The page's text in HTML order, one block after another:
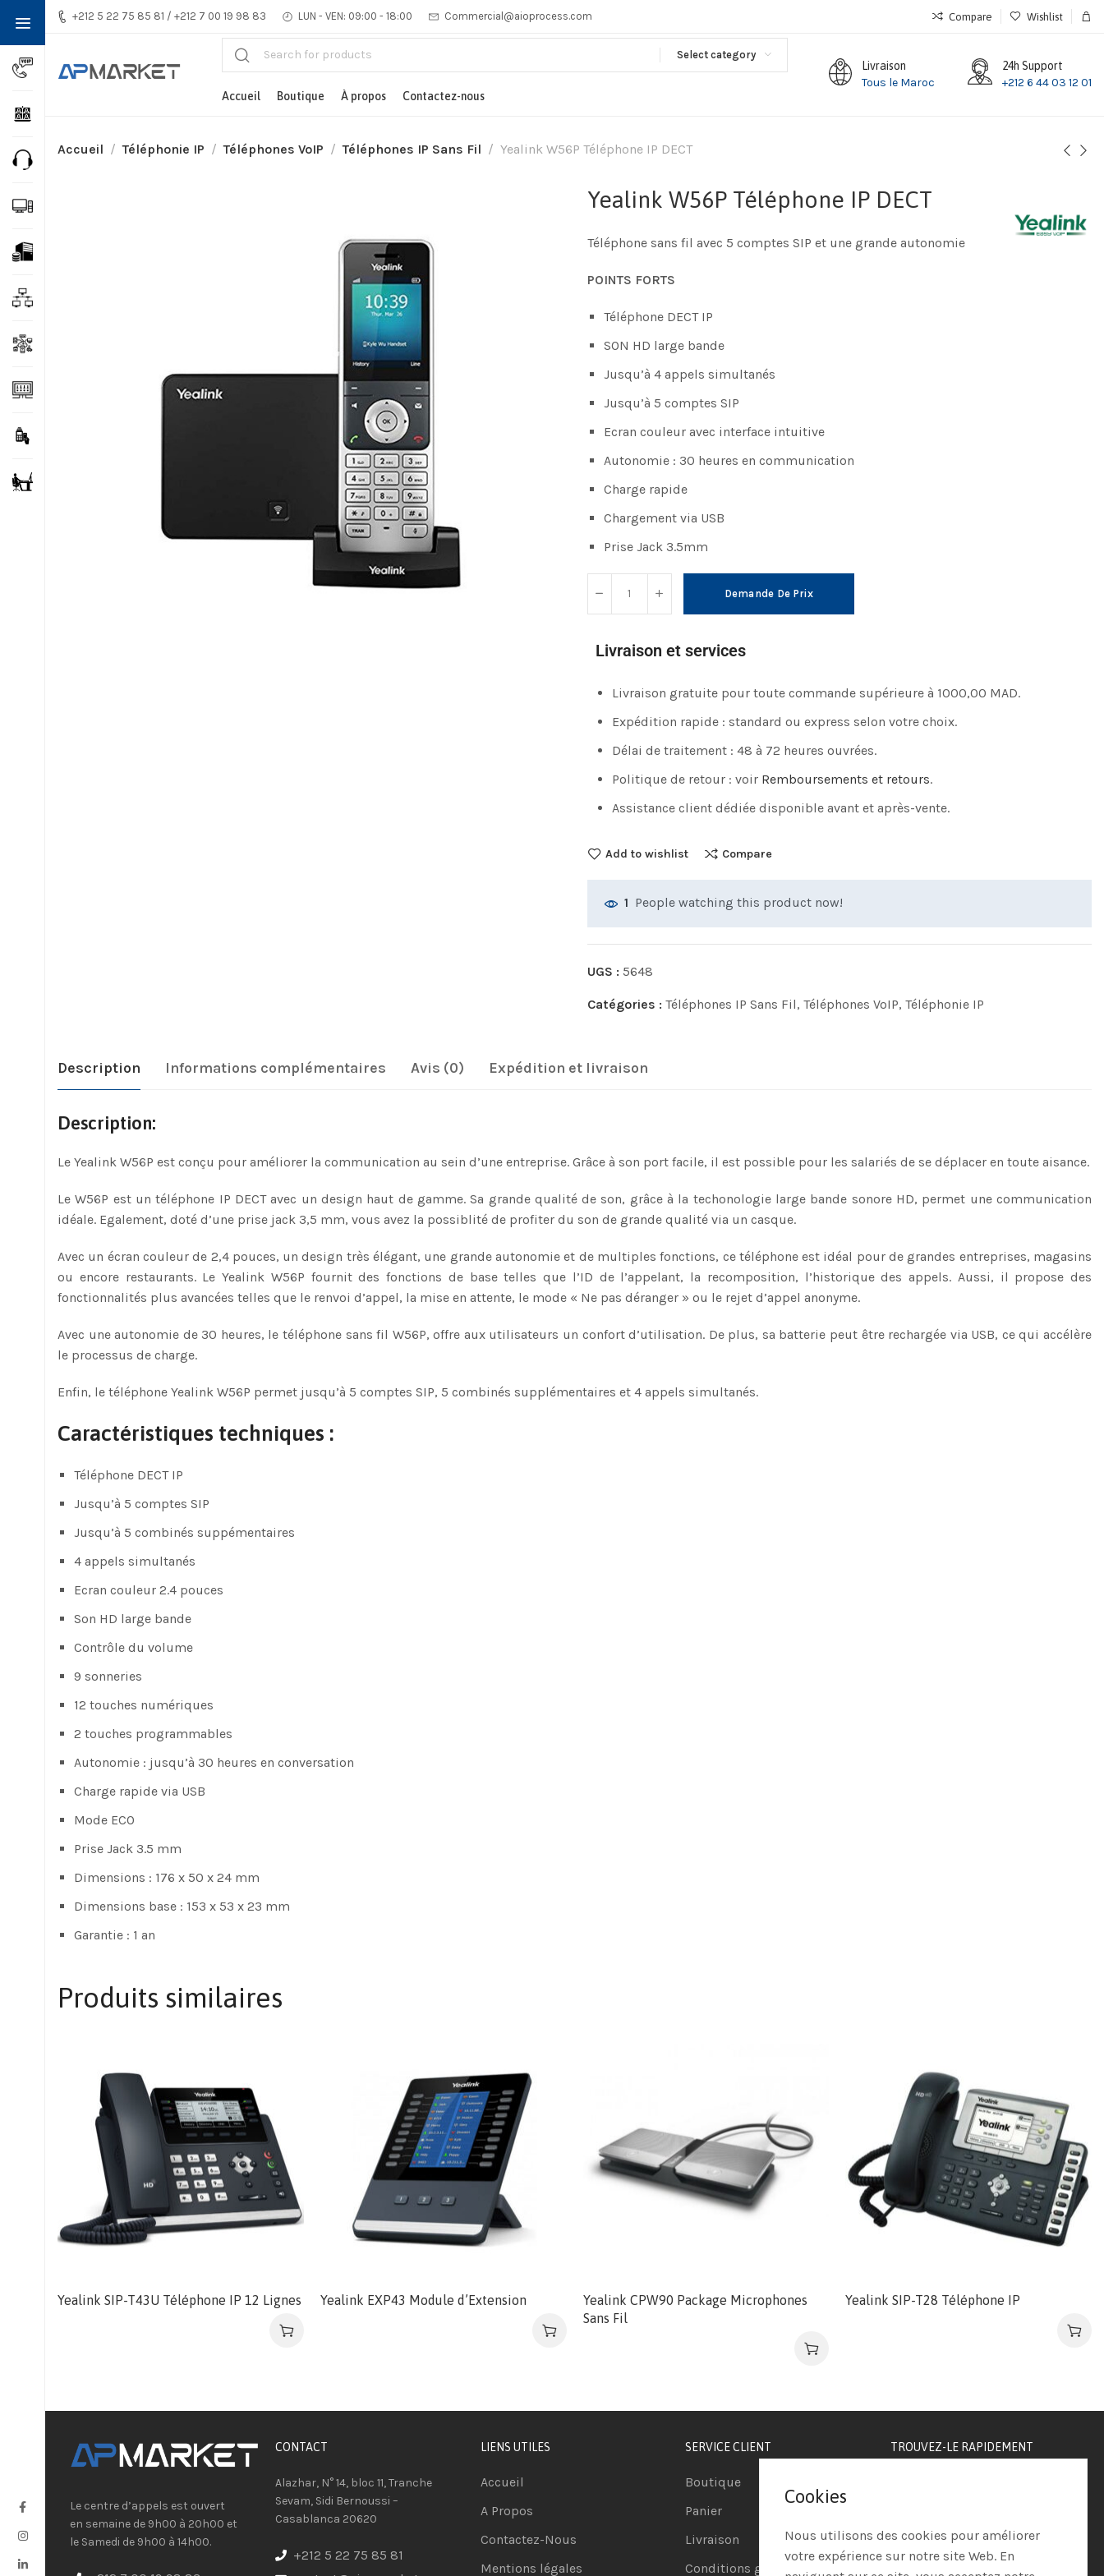
+212 5 22 75 85 81 / +212 7 00 19 98 83 LUN - VEN: 09:00 - 18:00 Commercial@aioprocess.com Compare Wishlist
Select category
Accueil Boutique À propos Contactez-nous
Livraison
Tous le Maroc
24h Support
+212 6 44 03 12 01
Accueil Téléphonie IP Téléphones VoIP Téléphones IP Sans Fil Yealink W56P Téléphone IP DECT
Yealink W56P Téléphone IP DECT
Téléphone sans fil avec 5 comptes SIP et une grande autonomie
POINTS FORTS
Téléphone DECT IP
SON HD large bande
Jusqu’à 4 appels simultanés
Jusqu’à 5 comptes SIP
Ecran couleur avec interface intuitive
Autonomie : 30 heures en communication
Charge rapide
Chargement via USB
Prise Jack 3.5mm
Demande De Prix
Livraison et services
Livraison gratuite pour toute commande supérieure à 1000,00 MAD.
Expédition rapide : standard ou express selon votre choix.
Délai de traitement : 48 à 72 heures ouvrées.
Politique de retour : voir Remboursements et retours.
Assistance client dédiée disponible avant et après-vente.
Add to wishlist Compare
1 People watching this product now!
UGS : 5648
Catégories : Téléphones IP Sans Fil, Téléphones VoIP, Téléphonie IP
Description Informations complémentaires Avis (0) Expédition et livraison
Description:
Le Yealink W56P est conçu pour améliorer la communication au sein d’une entreprise. Grâce à son port facile, il est possible pour les salariés de se déplacer en toute aisance.
Le W56P est un téléphone IP DECT avec un design haut de gamme. Sa grande qualité de son, grâce à la techonologie large bande sonore HD, permet une communication
idéale. Egalement, doté d’une prise jack 3,5 mm, vous avez la possiblité de profiter du son de grande qualité via un casque.
Avec un écran couleur de 2,4 pouces, un design très élégant, une grande autonomie et de multiples fonctions, ce téléphone est idéal pour de grandes entreprises, magasins
ou encore restaurants. Le Yealink W56P fournit des fonctions de base telles que l’ID de l’appelant, la recomposition, l’historique des appels. Aussi, il propose des
fonctionnalités plus avancées telles que le renvoi d’appel, la mise en attente, le mode « Ne pas déranger » ou le rejet d’appel anonyme.
Avec une autonomie de 30 heures, le téléphone sans fil W56P, offre aux utilisateurs un confort d’utilisation. De plus, sa batterie peut être rechargée via USB, ce qui accélère
le processus de charge.
Enfin, le téléphone Yealink W56P permet jusqu’à 5 comptes SIP, 5 combinés supplémentaires et 4 appels simultanés.
Caractéristiques techniques :
Téléphone DECT IP
Jusqu’à 5 comptes SIP
Jusqu’à 5 combinés suppémentaires
4 appels simultanés
Ecran couleur 2.4 pouces
Son HD large bande
Contrôle du volume
9 sonneries
12 touches numériques
2 touches programmables
Autonomie : jusqu’à 30 heures en conversation
Charge rapide via USB
Mode ECO
Prise Jack 3.5 mm
Dimensions : 176 x 50 x 24 mm
Dimensions base : 153 x 53 x 23 mm
Garantie : 1 an
Produits similaires
Yealink SIP-T43U Téléphone IP 12 Lignes Yealink EXP43 Module d’Extension
Yealink CPW90 Package Microphones
Sans Fil
Yealink SIP-T28 Téléphone IP
Le centre d’appels est ouvert
en semaine de 9h00 à 20h00 et
le Samedi de 9h00 à 14h00.
CONTACT​
Alazhar, N° 14, bloc 11, Tranche
Sevam, Sidi Bernoussi –
Casablanca 20620
+212 5 22 75 85 81
LIENS UTILES
Accueil
A Propos
Contactez-Nous
Mentions légales
SERVICE CLIENT
Boutique
Panier
Livraison
Conditions générales de vente
TROUVEZ-LE RAPIDEMENT
Casques
Ordinateurs
Cookies
Nous utilisons des cookies pour améliorer
votre expérience sur notre site Web. En